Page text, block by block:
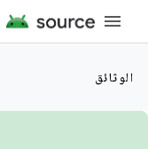
الوثائق